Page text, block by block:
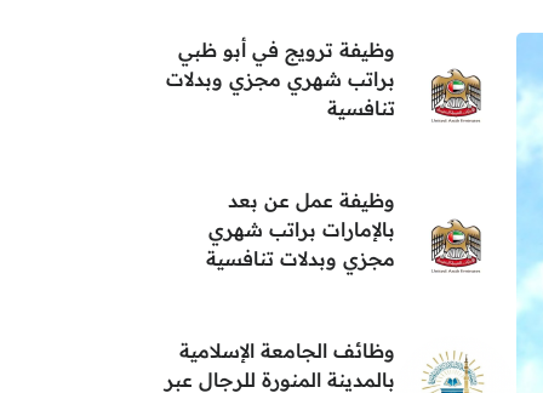
وظيفة ترويج في أبو ظبي
براتب شهري مجزي وبدلات
تنافسية
وظيفة عمل عن بعد
بالإمارات براتب شهري
مجزي وبدلات تنافسية
وظائف الجامعة الإسلامية
بالمدينة المنورة للرجال عبر